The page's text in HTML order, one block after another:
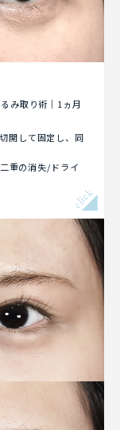
み取り術｜1ヵ月
開して固定し、同
重の消失/ドライ
click